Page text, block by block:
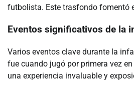
futbolista. Este trasfondo fomentó
Eventos significativos de la
Varios eventos clave durante la
fue cuando jugó por primera vez
una experiencia invaluable y